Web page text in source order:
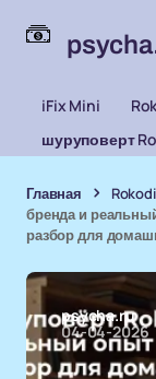
iFix Mini
шуруповерт
Главная
бренда и
разбор для
psycha.ru
04-04-2026